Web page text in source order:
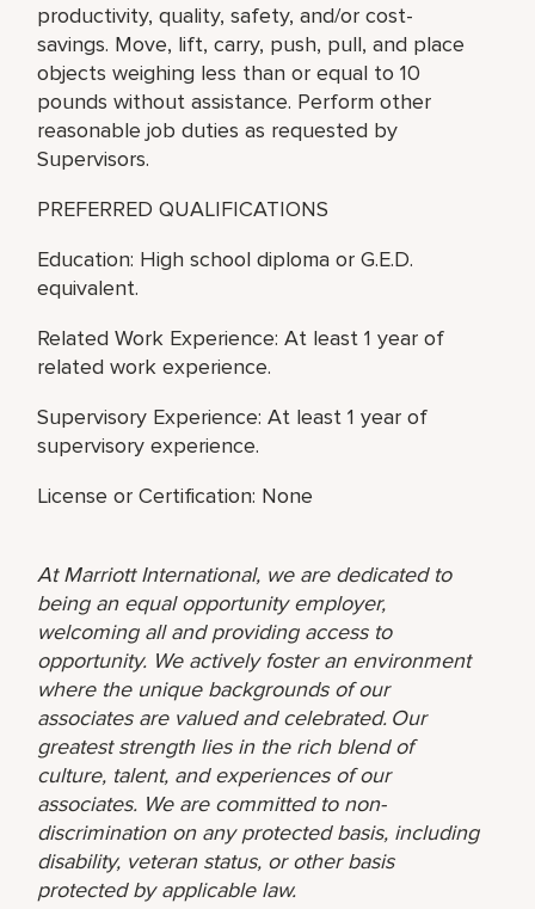
productivity, quality, safety, and/or cost-
savings. Move, lift, carry, push, pull, and place
objects weighing less than or equal to 10
pounds without assistance. Perform other
reasonable job duties as requested by
Supervisors.
PREFERRED QUALIFICATIONS
Education: High school diploma or G.E.D.
equivalent.
Related Work Experience: At least 1 year of
related work experience.
Supervisory Experience: At least 1 year of
supervisory experience.
License or Certification: None
At Marriott International, we are dedicated to
being an equal opportunity employer,
welcoming all and providing access to
opportunity. We actively foster an environment
where the unique backgrounds of our
associates are valued and celebrated. Our
greatest strength lies in the rich blend of
culture, talent, and experiences of our
associates. We are committed to non-
discrimination on any protected basis, including
disability, veteran status, or other basis
protected by applicable law.